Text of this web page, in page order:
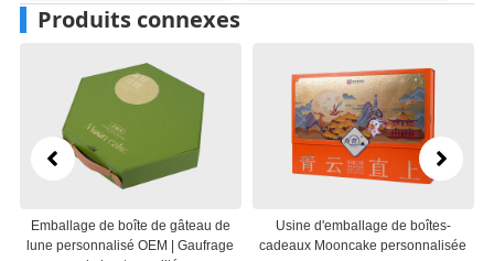
Produits connexes
de boîte de gâteau de
OEM | Gaufrage
Usine d'emballage de boîtes-
cadeaux Mooncake personnalisée
Boîte à
Fabricant